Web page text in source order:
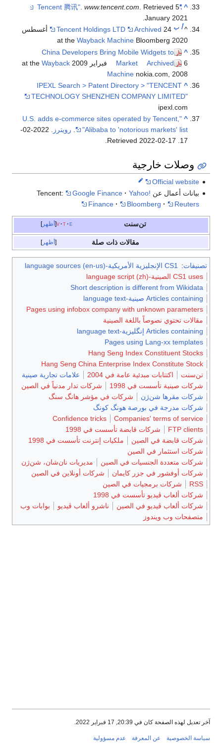
^
"Tencent 腾讯"
.www.tencent.com . Retrieved5
January 2021
.
^أ ب Tencent Holdings LTD Archived
24 أغسطس
2020 at the
Wayback Machine Bloomberg
^
China Developers Bring Mobile Widgets to
Market
Archived 6 فبراير 2009 at the
Wayback
Machine nokia.com, 2008
^
IPEXL Search > Patent Directory > "TENCENT
TECHNOLOGY SHENZHEN COMPANY LIMITED"
ipexl.com
^
"U.S. adds e-commerce sites operated by Tencent,
Alibaba to 'notorious markets' list"
. رويترز
. 2022-02-
17
. Retrieved
2022-02-17
.
وصلات خارجية
Official website
بيانات أعمال عن Tencent:
Google Finance
Yahoo!
Finance
Bloomberg Reuters
أظهر v t e تن‌سنت
أظهر مقالات ذات صلة
تصنيفات:
CS1 الإنجليزية الأمريكية-language sources (en-us)
CS1 uses الصينية-language script (zh)
Short description is different from Wikidata
Articles containing صينية-language text
Pages using infobox company with unknown parameters
مقالات تحتوي نصوصاً باللغة الصينية
Articles containing إنگليزية-language text
Pages using Lang-xx templates
Hang Seng Index Constituent Stocks
Hang Seng China Enterprise Index Constitute Stock
تن‌سنت
اكتتابات مبدئية عامة في 2004
علامات تجارية صينية
شركات صينية تأسست في 1998
شركات تدار مدنياً في الصين
شركات مقرها شن‌ژن
شركات في مؤشر هانگ سنگ
شركات مدرجة في بورصة هونگ كونگ
Companies' terms of service
Confidence tricks
FTP clients
شركات قابضة تأسست في 1998
شركات قابضة في الصين
ملكيات إنترنت تأسست في 1998
شركات استثمار في الصين
شركات متعددة الجنسيات في الصين
مديريات نان‌شان، شن‌ژن
شركات أوفشور في جزر كايمان
شركات أونلاين في الصين
RSS
شركات برمجيات في الصين
شركات ألعاب ڤيديو تأسست في 1998
شركات ألعاب ڤيديو في الصين
ناشرو ألعاب ڤيديو
بوابات وب
متصفحات وب ويندوز
آخر تعديل لهذه الصفحة كان في 20:39, 17 فبراير 2022.
سياسة الخصوصية عن المعرفة عدم مسؤولية